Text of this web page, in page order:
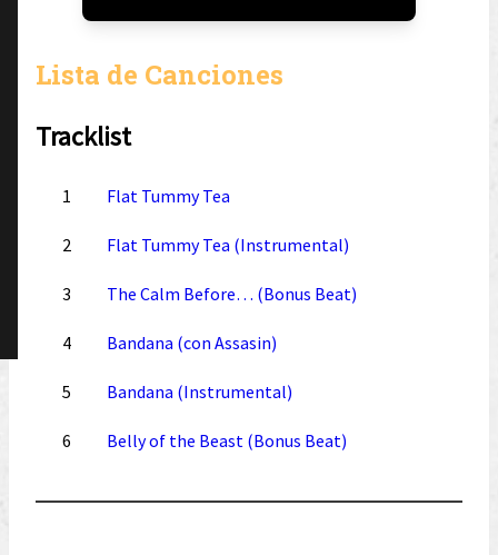
Lista de Canciones
Tracklist
1 Flat Tummy Tea
2 Flat Tummy Tea (Instrumental)
3 The Calm Before… (Bonus Beat)
4 Bandana (con Assasin)
5 Bandana (Instrumental)
6 Belly of the Beast (Bonus Beat)